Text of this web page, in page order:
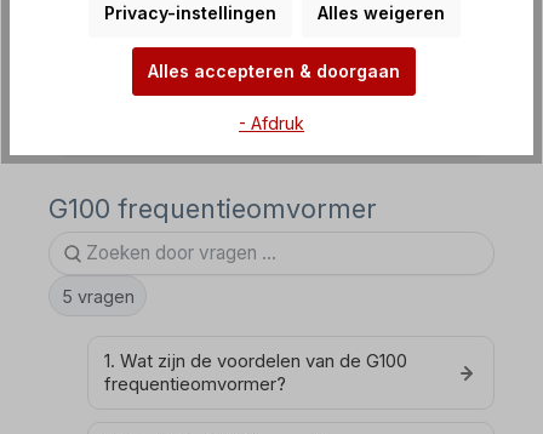
SMARTdrive frequentieomvormer
Softstarters / zachte starters
G100 frequentieomvormer
5 vragen
1. Wat zijn de voordelen van de G100
frequentieomvormer?
Privacy-instellingen Alles weigeren
Alles accepteren & doorgaan
- Afdruk